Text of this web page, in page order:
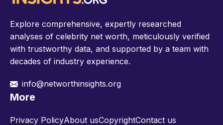
Explore comprehensive, expertly researched
analyses of celebrity net worth, meticulously verified
with trustworthy data, and supported by a team with
decades of industry experience.
info@networthinsights.org
More
Privacy PolicyAbout usCopyrightContact us